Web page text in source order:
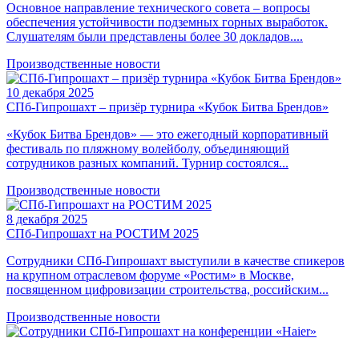
Основное направление технического совета – вопросы
обеспечения устойчивости подземных горных выработок.
Слушателям были представлены более 30 докладов....
Производственные новости
10 декабря 2025
СПб-Гипрошахт – призёр турнира «Кубок Битва Брендов»
«Кубок Битва Брендов» — это ежегодный корпоративный
фестиваль по пляжному волейболу, объединяющий
сотрудников разных компаний. Турнир состоялся...
Производственные новости
8 декабря 2025
СПб-Гипрошахт на РОСТИМ 2025
Сотрудники СПб-Гипрошахт выступили в качестве спикеров
на крупном отраслевом форуме «Ростим» в Москве,
посвященном цифровизации строительства, российским...
Производственные новости